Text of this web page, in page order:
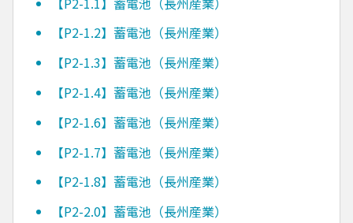
【P2-1.2】蓄電池（長州産業）
【P2-1.3】蓄電池（長州産業）
【P2-1.4】蓄電池（長州産業）
【P2-1.6】蓄電池（長州産業）
【P2-1.7】蓄電池（長州産業）
【P2-1.8】蓄電池（長州産業）
【P2-2.0】蓄電池（長州産業）